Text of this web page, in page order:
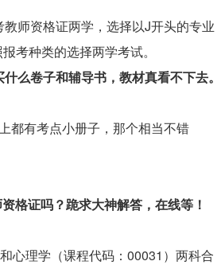
师资格证两学，选择以J开头的专业
考种类的选择两学考试。
么卷子和辅导书，教材真看不下去。
都有考点小册子，那个相当不错
格证吗？跪求大神解答，在线等！
心理学（课程代码：00031）两科合